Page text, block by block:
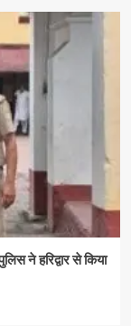
ने हरिद्वार से किया